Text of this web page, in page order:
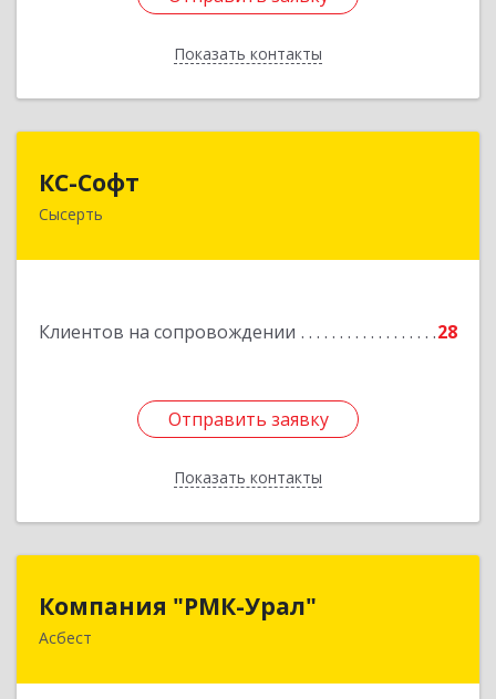
Показать контакты
Назад
КС-Софт
Сысерть
Клиентов на сопровождении 28
Отправить заявку
Показать контакты
624001, Свердловская обл, Сысертский р-н,
Отправить заявку
Назад
Компания "РМК-Урал"
Асбест